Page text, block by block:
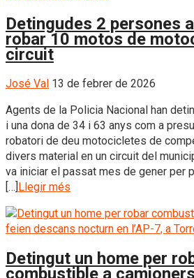
Detingudes 2 persones
robar 10 motos de
circuit
José Val 13 de febrer de 2026
Agents de la Policia Nacional han
i una dona de 34 i 63 anys com a
robatori de deu motocicletes de
divers material en un circuit del
va iniciar el passat mes de gener per
[…]Llegir més
Detingut un home per
combustible a